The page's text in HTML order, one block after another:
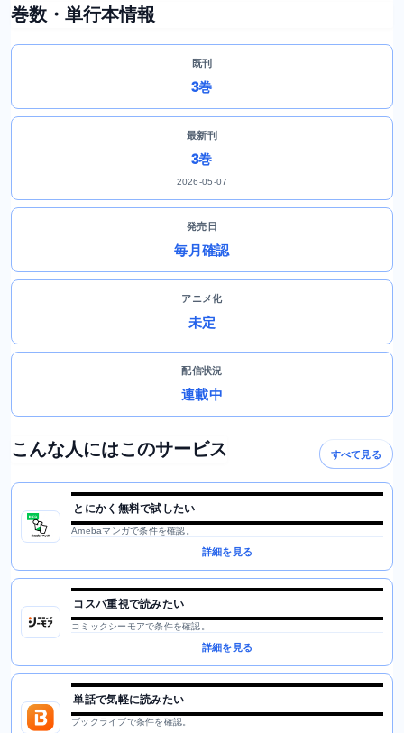
巻数・単行本情報
既刊
3巻
最新刊
3巻
2026-05-07
発売日
毎月確認
アニメ化
未定
配信状況
連載中
こんな人にはこのサービス すべて見る
とにかく無料で試したい
Amebaマンガで条件を確認。
詳細を見る
コスパ重視で読みたい
コミックシーモアで条件を確認。
詳細を見る
単話で気軽に読みたい
ブックライブで条件を確認。